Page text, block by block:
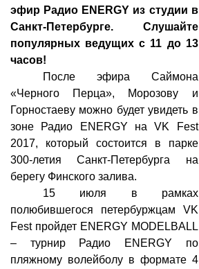
эфир Радио ENERGY из студии в
Санкт-Петербурге. Слушайте
популярных ведущих с 11 до 13
часов!
После эфира Саймона
«Черного Перца», Морозову и
Горностаеву можно будет увидеть в
зоне Радио
ENERGY на VK Fest
2017, который состоится в парке
300-летия Санкт-Петербурга на
берегу Финского залива.
15 июля в рамках
полюбившегося петербуржцам VK
Fest пройдет ENERGY MODELBALL
– турнир Радио
ENERGY по
пляжному волейболу в формате 4